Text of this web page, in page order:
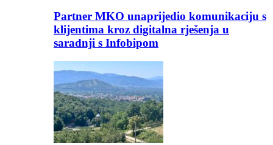
Partner MKO unaprijedio komunikaciju s
klijentima kroz digitalna rješenja u
saradnji s Infobipom